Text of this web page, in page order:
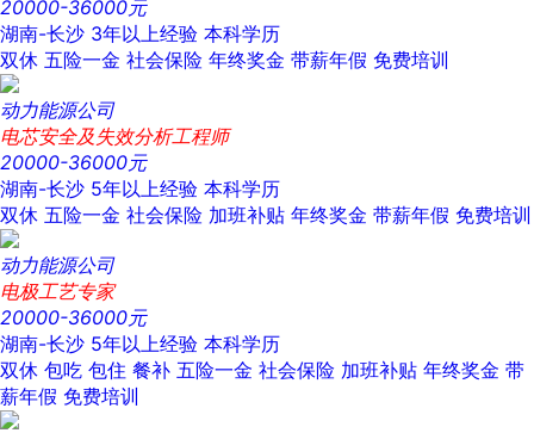
20000-36000元
湖南-长沙 3年以上经验 本科学历
双休 五险一金 社会保险 年终奖金 带薪年假 免费培训
动力能源公司
电芯安全及失效分析工程师
20000-36000元
湖南-长沙 5年以上经验 本科学历
双休 五险一金 社会保险 加班补贴 年终奖金 带薪年假 免费培训
动力能源公司
电极工艺专家
20000-36000元
湖南-长沙 5年以上经验 本科学历
双休 包吃 包住 餐补 五险一金 社会保险 加班补贴 年终奖金 带
薪年假 免费培训